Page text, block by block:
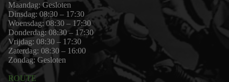
Maandag: Gesloten
Dinsdag: 08:30 – 17:30
Woensdag: 08:30 – 17:30
Donderdag: 08:30 – 17:30
Vrijdag: 08:30 – 17:30
Zaterdag: 08:30 – 16:00
Zondag: Gesloten
ROUTE